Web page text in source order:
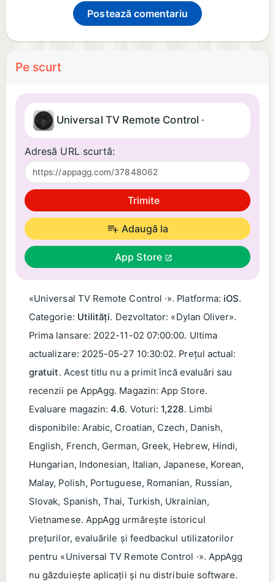
Postează comentariu
Pe scurt
Universal TV Remote Control ·
Adresă URL scurtă:
Trimite
Adaugă la
App Store
«Universal TV Remote Control ·». Platforma: iOS.
Categorie: Utilități. Dezvoltator: «Dylan Oliver».
Prima lansare: 2022-11-02 07:00:00. Ultima
actualizare: 2025-05-27 10:30:02. Prețul actual:
gratuit. Acest titlu nu a primit încă evaluări sau
recenzii pe AppAgg. Magazin: App Store.
Evaluare magazin:4.6. Voturi:1,228. Limbi
disponibile: Arabic, Croatian, Czech, Danish,
English, French, German, Greek, Hebrew, Hindi,
Hungarian, Indonesian, Italian, Japanese, Korean,
Malay, Polish, Portuguese, Romanian, Russian,
Slovak, Spanish, Thai, Turkish, Ukrainian,
Vietnamese. AppAgg urmărește istoricul
prețurilor, evaluările și feedbackul utilizatorilor
pentru «Universal TV Remote Control ·». AppAgg
nu găzduiește aplicații și nu distribuie software.